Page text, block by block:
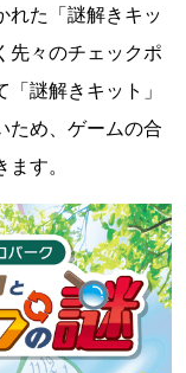
れた「謎解きキッ
先々のチェックポ
謎解きキット」
ため、ゲームの合
す。